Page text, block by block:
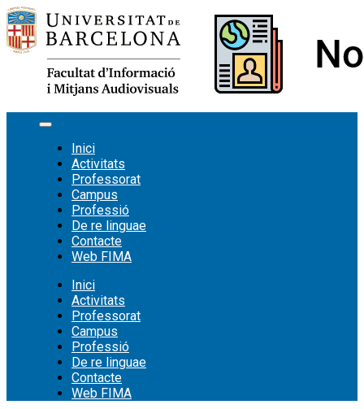
Vés
al
contingut
Inici
Activitats
Professorat
Campus
Professió
De re linguae
Contacte
Web FIMA
Inici
Activitats
Professorat
Campus
Professió
De re linguae
Contacte
Web FIMA